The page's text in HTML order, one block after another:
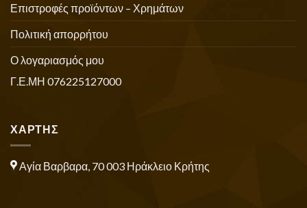
Επιστροφές προϊόντων – Χρημάτων
Πολιτική απορρήτου
Ο λογαριασμός μου
Γ.Ε.ΜΗ 076225127000
ΧΑΡΤΗΣ
Αγία Βαρβαρα, 70 003 Ηράκλειο Κρήτης